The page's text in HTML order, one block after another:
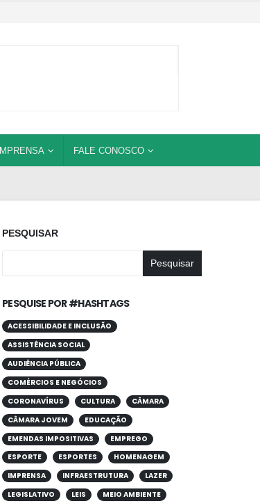
IMPRENSA FALE CONOSCO
PESQUISAR
Pesquisar
PESQUISE POR #HASHTAGS
ACESSIBILIDADE E INCLUSÃO
ASSISTÊNCIA SOCIAL
AUDIÊNCIA PÚBLICA
COMÉRCIOS E NEGÓCIOS
CORONAVÍRUS
CULTURA
CÂMARA
CÂMARA JOVEM
EDUCAÇÃO
EMENDAS IMPOSITIVAS
EMPREGO
ESPORTE
ESPORTES
HOMENAGEM
IMPRENSA
INFRAESTRUTURA
LAZER
LEGISLATIVO
LEIS
MEIO AMBIENTE